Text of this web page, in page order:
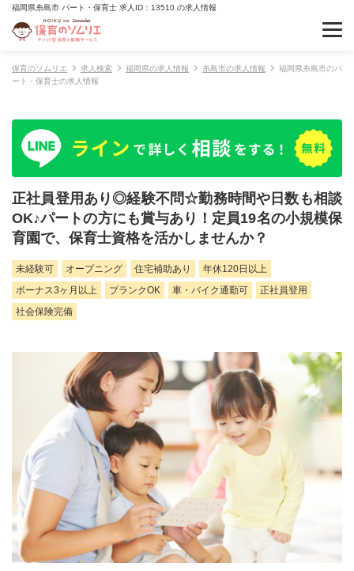
福岡県糸島市 パート・保育士 求人ID：13510 の求人情報
保育のソムリエ 求人検索 福岡県の求人情報 糸島市の求人情報
福岡県糸島市のパ
ート・保育士の求人情報
正社員登用あり◎経験不問☆勤務時間や日数も相談
OK♪パートの方にも賞与あり！定員19名の小規模保
育園で、保育士資格を活かしませんか？
未経験可 オープニング 住宅補助あり
年休120日以上
ボーナス3ヶ月以上
ブランクOK 車・バイク通勤可
正社員登用
社会保険完備